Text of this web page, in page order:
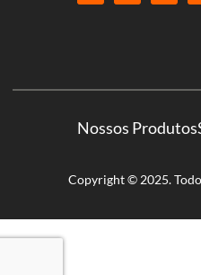
Nossos Produtos
Copyright © 2025.